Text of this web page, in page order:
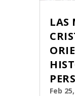
LAS
Feb